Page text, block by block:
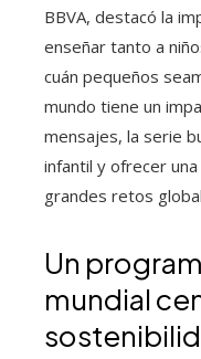
BBVA, destacó la
enseñar tanto a
cuán pequeños
mundo tiene un
mensajes, la serie
infantil y ofrecer
grandes retos
Un
mundial